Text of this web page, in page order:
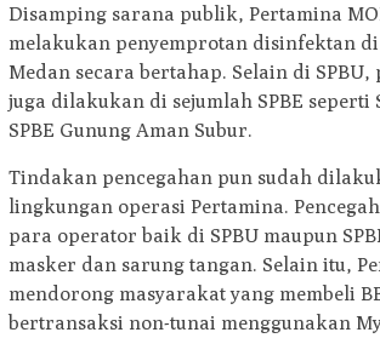
Disamping sarana publik, Pertamina
melakukan penyemprotan disinfektan di
Medan secara bertahap. Selain di
juga dilakukan di sejumlah SPBE seperti
SPBE Gunung Aman Subur.
Tindakan pencegahan pun sudah
lingkungan operasi Pertamina.
para operator baik di SPBU maupun
masker dan sarung tangan. Selain itu,
mendorong masyarakat yang membeli
bertransaksi non-tunai menggunakan